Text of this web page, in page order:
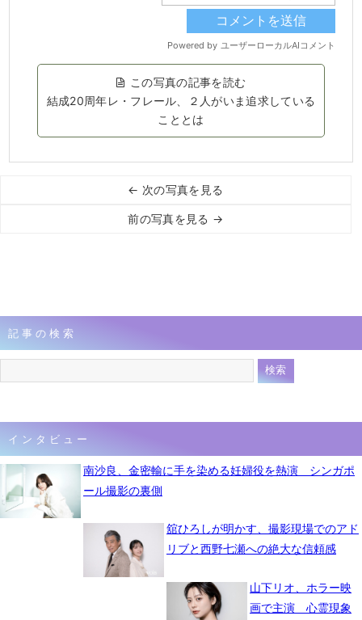
この写真の記事を読む
結成20周年レ・フレール、２人がいま追求している
こととは
← 次の写真を見る
前の写真を見る →
記事の検索
インタビュー
南沙良、金密輸に手を染める妊婦役を熱演 シンガポ
ール撮影の裏側
舘ひろしが明かす、撮影現場でのアド
リブと西野七瀬への絶大な信頼感
山下リオ、ホラー映
画で主演 心霊現象